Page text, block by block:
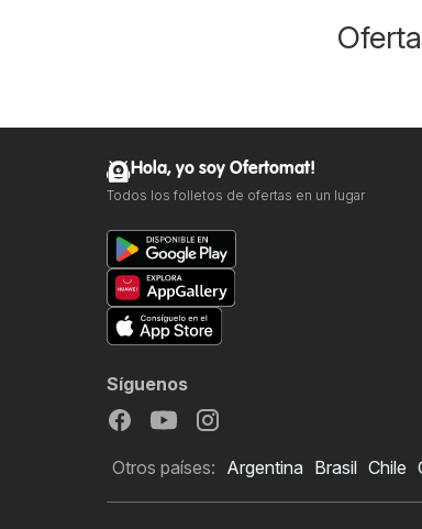
Hola, yo soy Ofertomat!
Todos los folletos de ofertas en un lugar
Síguenos
Otros países: Argentina Brasil Chile